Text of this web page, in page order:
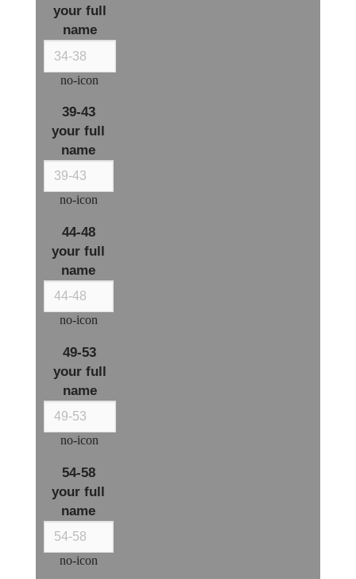
your full
name
no-icon
39-43
your full
name
no-icon
44-48
your full
name
no-icon
49-53
your full
name
no-icon
54-58
your full
name
no-icon